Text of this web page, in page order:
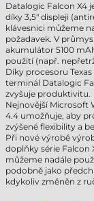
Datalogic Falcon X4
díky 3,5" displeji
klávesnici můžeme
požadavek. V
akumulátor 5100
použití (např.
Díky procesoru
terminál Datalogic
zvyšuje produktivitu.
Nejnovější Microsoft
4.4 umožňuje, aby
zvýšené flexibility a
Při nové výrobě
doplňky série Falcon
můžeme nadále
podobně jako
kdykoliv změněn z